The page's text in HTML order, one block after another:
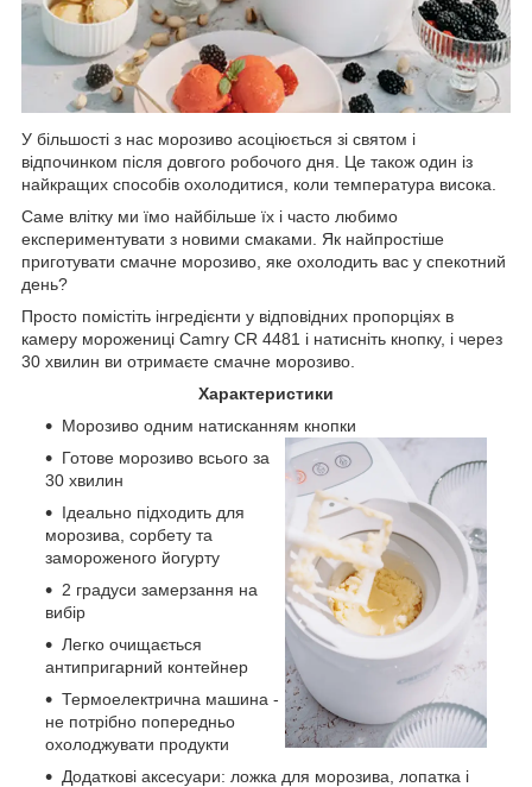
У більшості з нас морозиво асоціюється зі святом і
відпочинком після довгого робочого дня. Це також один із
найкращих способів охолодитися, коли температура висока.
Саме влітку ми їмо найбільше їх і часто любимо
експериментувати з новими смаками. Як найпростіше
приготувати смачне морозиво, яке охолодить вас у спекотний
день?
Просто помістіть інгредієнти у відповідних пропорціях в
камеру морожениці Camry CR 4481 і натисніть кнопку, і через
30 хвилин ви отримаєте смачне морозиво.
Характеристики
Морозиво одним натисканням кнопки
Готове морозиво всього за
30 хвилин
Ідеально підходить для
морозива, сорбету та
замороженого йогурту
2 градуси замерзання на
вибір
Легко очищається
антипригарний контейнер
Термоелектрична машина -
не потрібно попередньо
охолоджувати продукти
Додаткові аксесуари: ложка для морозива, лопатка і